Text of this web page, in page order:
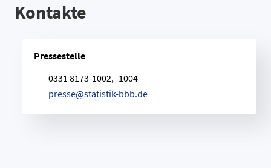
Kontakte
Pressestelle
0331 8173-1002, -1004
presse@statistik-bbb.de